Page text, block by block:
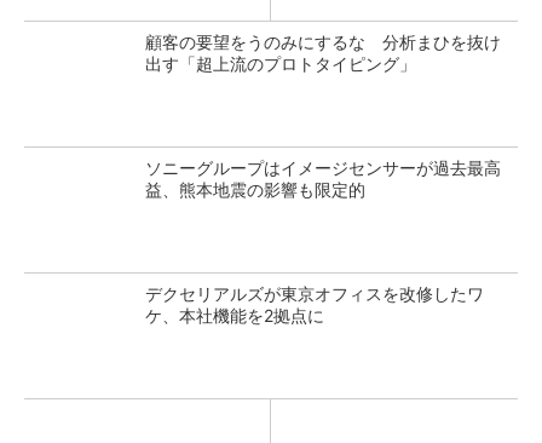
顧客の要望をうのみにするな 分析まひを抜け
出す「超上流のプロトタイピング」
ソニーグループはイメージセンサーが過去最高
益、熊本地震の影響も限定的
デクセリアルズが東京オフィスを改修したワ
ケ、本社機能を2拠点に